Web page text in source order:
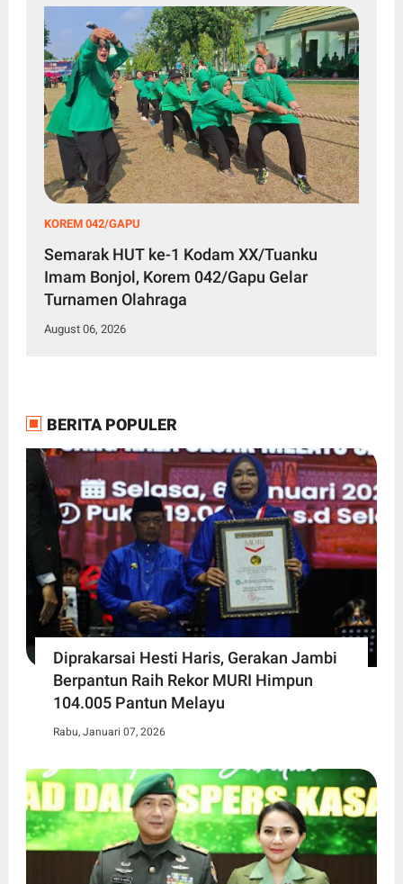
KOREM 042/GAPU
Semarak HUT ke-1 Kodam XX/Tuanku
Imam Bonjol, Korem 042/Gapu Gelar
Turnamen Olahraga
August 06, 2026
BERITA POPULER
Diprakarsai Hesti Haris, Gerakan Jambi
Berpantun Raih Rekor MURI Himpun
104.005 Pantun Melayu
Rabu, Januari 07, 2026